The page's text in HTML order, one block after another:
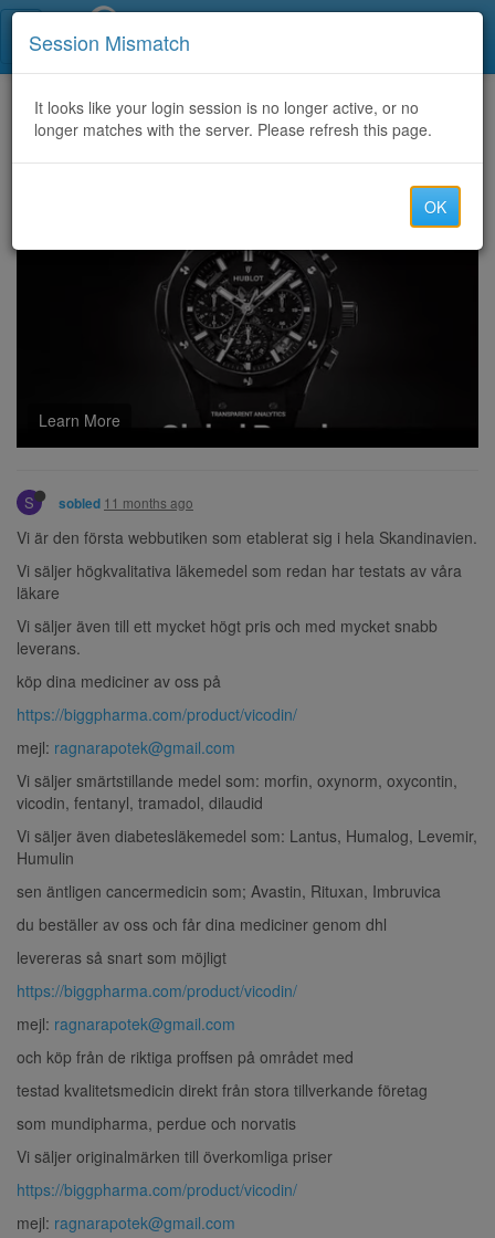
Home CategoriesDiscussion
beställ vicodin utan recept
Learn More
S sobled 11 months ago
Vi är den första webbutiken som etablerat sig i hela Skandinavien.
Vi säljer högkvalitativa läkemedel som redan har testats av våra
läkare
Vi säljer även till ett mycket högt pris och med mycket snabb
leverans.
köp dina mediciner av oss på
https://biggpharma.com/product/vicodin/
mejl: ragnarapotek@gmail.com
Vi säljer smärtstillande medel som: morfin, oxynorm, oxycontin,
vicodin, fentanyl, tramadol, dilaudid
Vi säljer även diabetesläkemedel som: Lantus, Humalog, Levemir,
Humulin
sen äntligen cancermedicin som; Avastin, Rituxan, Imbruvica
du beställer av oss och får dina mediciner genom dhl
levereras så snart som möjligt
https://biggpharma.com/product/vicodin/
mejl: ragnarapotek@gmail.com
och köp från de riktiga proffsen på området med
testad kvalitetsmedicin direkt från stora tillverkande företag
som mundipharma, perdue och norvatis
Vi säljer originalmärken till överkomliga priser
https://biggpharma.com/product/vicodin/
mejl: ragnarapotek@gmail.com
Session Mismatch
It looks like your login session is no longer active, or no
longer matches with the server. Please refresh this page.
OK